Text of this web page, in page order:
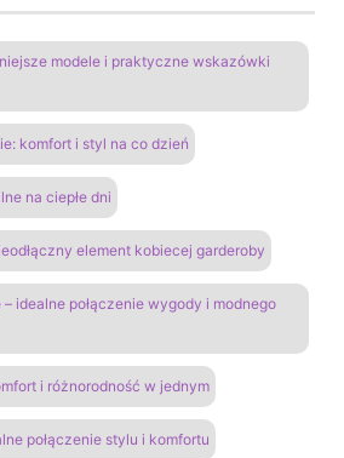
modele i praktyczne wskazówki
komfort i styl na co dzień
na ciepłe dni
element kobiecej garderoby
idealne połączenie wygody i modnego
i różnorodność w jednym
połączenie stylu i komfortu